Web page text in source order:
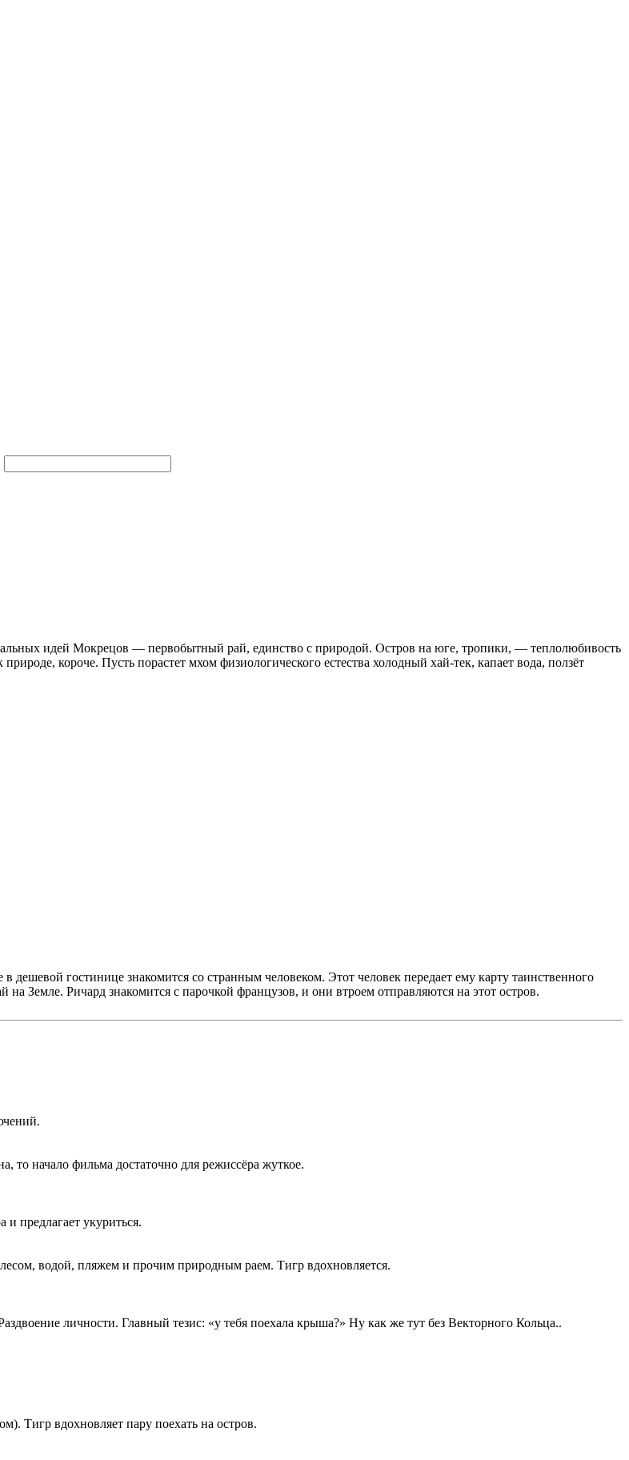
идей Мокрецов — первобытный рай, единство с природой. Остров на юге, тропики, — теплолюбивость
короче. Пусть порастет мхом физиологического естества холодный хай-тек, капает вода, ползёт
гостинице знакомится со странным человеком. Этот человек передает ему карту таинственного
на Земле. Ричард знакомится с парочкой французов, и они втроем отправляются на этот остров.
то начало фильма достаточно для режиссёра жуткое.
предлагает укуриться.
водой, пляжем и прочим природным раем. Тигр вдохновляется.
личности. Главный тезис: «у тебя поехала крыша?» Ну как же тут без Векторного Кольца..
Тигр вдохновляет пару поехать на остров.